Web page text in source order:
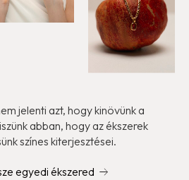
jelenti azt, hogy kinövünk a
abban, hogy az ékszerek
színes kiterjesztései.
egyedi ékszered